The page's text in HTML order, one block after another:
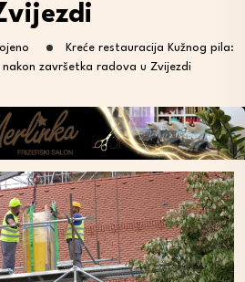
Kreće restauracija Kužnog pila:
završetka radova u Zvijezdi